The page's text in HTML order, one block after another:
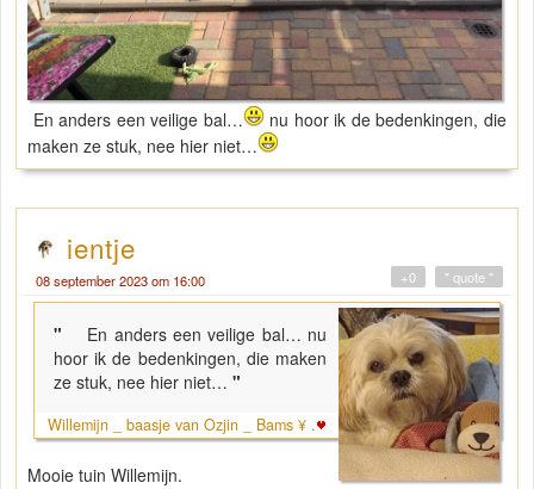
En anders een veilige bal…
nu hoor ik de bedenkingen, die
maken ze stuk, nee hier niet…
ientje
08 september 2023 om 16:00 " quote "
+0
"
En anders een veilige bal… nu
hoor ik de bedenkingen, die maken
ze stuk, nee hier niet… "
Willemijn _ baasje van Ozjin _ Bams ¥ .
Mooie tuin Willemijn.